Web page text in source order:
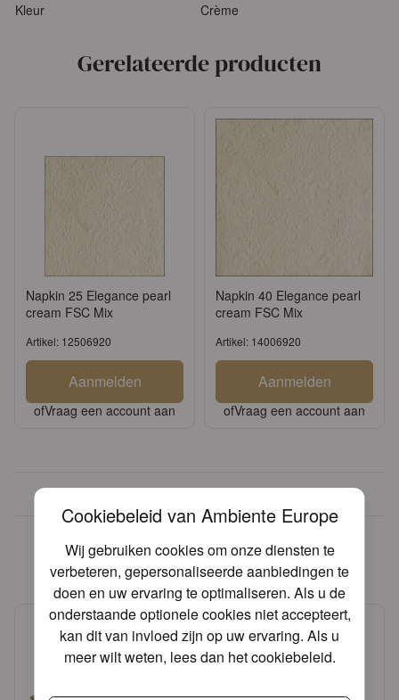
Cookiebeleid van Ambiente Europe
Wij gebruiken cookies om onze diensten te
verbeteren, gepersonaliseerde aanbiedingen te
doen en uw ervaring te optimaliseren. Als u de
onderstaande optionele cookies niet accepteert,
kan dit van invloed zijn op uw ervaring. Als u
meer wilt weten, lees dan hetcookiebeleid.
Kleur Crème
Gerelateerde producten
Napkin 25 Elegance pearl
cream FSC Mix
Artikel: 12506920
Aanmelden
ofVraag een account aan
Napkin 40 Elegance pearl
cream FSC Mix
Artikel: 14006920
Aanmelden
ofVraag een account aan
Andere producten die mogelijk
iets voor u zijn!